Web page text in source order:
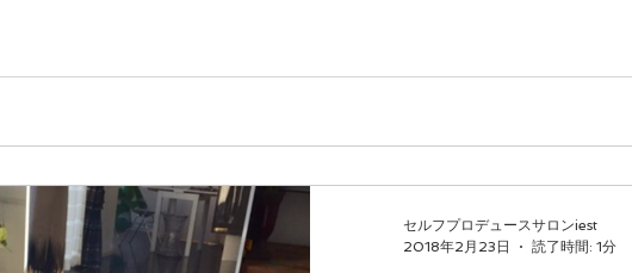
セルフプロデュースサロンiest
2018年2月23日
読了時間: 1分